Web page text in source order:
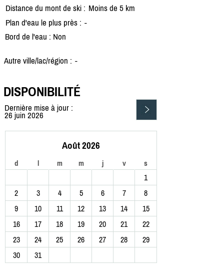
Distance du mont de ski : Moins de 5 km
Plan d'eau le plus près : -
Bord de l'eau : Non
Autre ville/lac/région : -
DISPONIBILITÉ
Dernière mise à jour :
26 juin 2026
Août 2026
d l m m j v s
1
2
3 4 5 6 7
8
9
10 11 12 13 14
15
16
17 18 19 20 21
22
23
24 25 26 27 28
29
30
31